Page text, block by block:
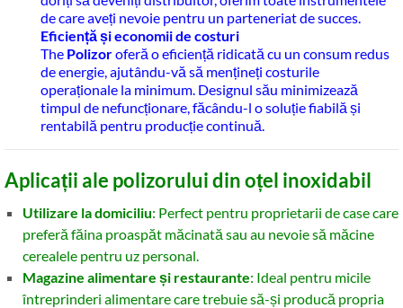
de care aveți nevoie pentru un parteneriat de succes.
Eficiență și economii de costuri
The Polizoroferă o eficiență ridicată cu un consum redus
de energie, ajutându-vă să mențineți costurile
operaționale la minimum. Designul său minimizează
timpul de nefuncționare, făcându-l o soluție fiabilă și
rentabilă pentru producție continuă.
Aplicații ale polizorului din oțel inoxidabil
Utilizare la domiciliu: Perfect pentru proprietarii de case care
preferă făina proaspăt măcinată sau au nevoie să măcine
cerealele pentru uz personal.
Magazine alimentare și restaurante: Ideal pentru micile
întreprinderi alimentare care trebuie să-și producă propria